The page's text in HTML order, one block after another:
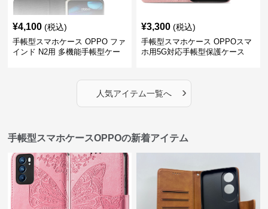
¥4,100 (税込)
手帳型スマホケース OPPO ファ
インド N2用 多機能手帳型ケー
¥3,300 (税込)
手帳型スマホケース OPPOスマ
ホ用5G対応手帳型保護ケース
人気アイテム一覧へ ›
手帳型スマホケースOPPOの新着アイテム